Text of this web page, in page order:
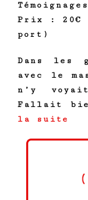
Prix : 20€
port)
Dans les
avec le
n’y
Fallait
la suite